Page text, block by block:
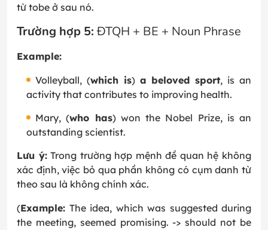
từ tobe ở sau nó.
Trường hợp 5: ĐTQH + BE + Noun Phrase
Example:
Volleyball, (which is) a beloved sport, is an
activity that contributes to improving health.
Mary, (who has) won the Nobel Prize, is an
outstanding scientist.
Lưu ý:Trong trường hợp mệnh đề quan hệ không
xác định, việc bỏ qua phần không có cụm danh từ
theo sau là không chính xác.
(Example: The idea, which was suggested during
the meeting, seemed promising. -> should not be